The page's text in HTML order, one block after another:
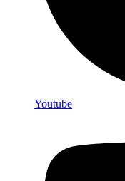
Youtube